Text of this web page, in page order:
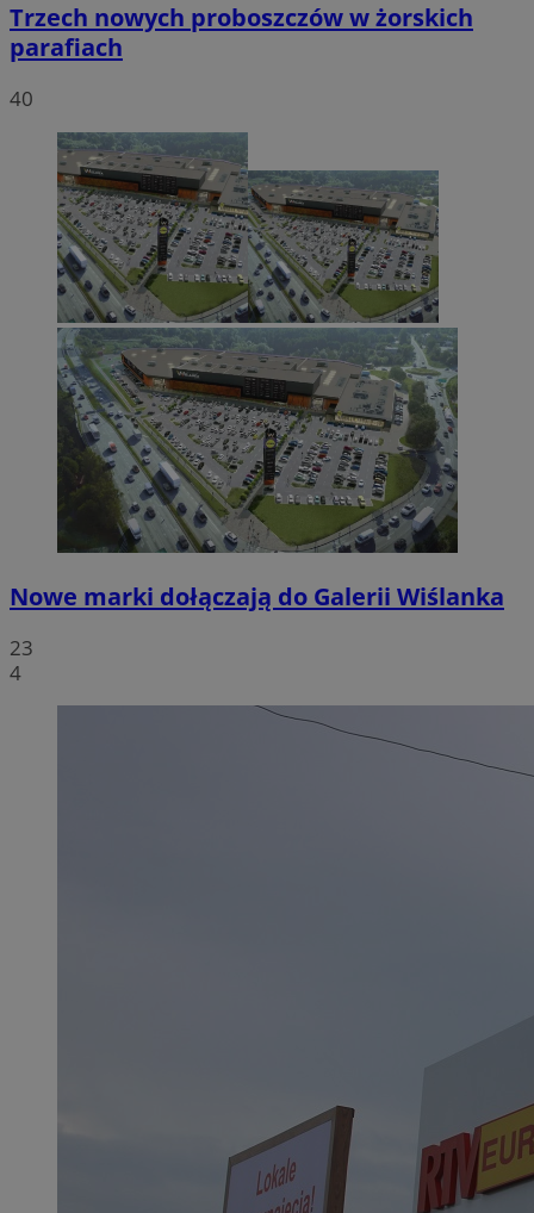
Trzech nowych proboszczów w żorskich
parafiach
40
Nowe marki dołączają do Galerii Wiślanka
23
4